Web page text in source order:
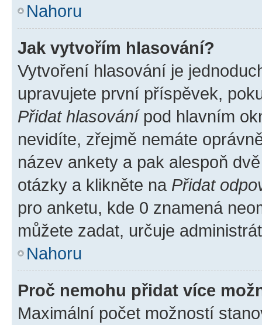
Nahoru
Jak vytvořím hlasování?
Vytvoření hlasování je
upravujete první příspěvek,
Přidat hlasovánípod hlavním
nevidíte, zřejmě nemáte
název ankety a pak alespoň
otázky a klikněte na Přidat
pro anketu, kde 0 znamená
můžete zadat, určuje
Nahoru
Proč nemohu přidat více
Maximální počet možností